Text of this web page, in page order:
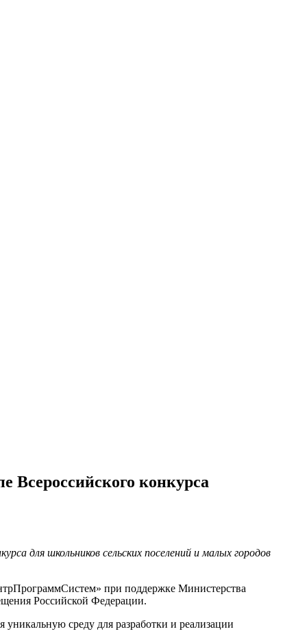
Всероссийского конкурса
для школьников сельских поселений и малых городов
при поддержке Министерства
Российской Федерации.
среду для разработки и реализации